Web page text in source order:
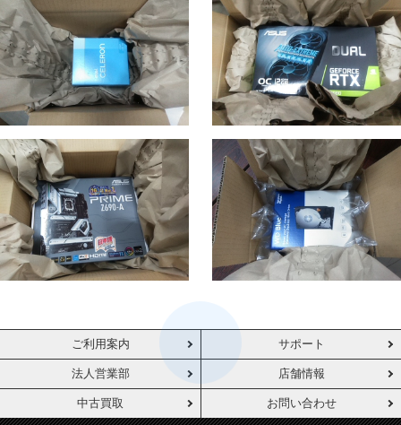
ご利用案内 サポート
法人営業部 店舗情報
中古買取 お問い合わせ